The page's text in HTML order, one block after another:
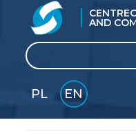
CENTRE
AND
Search
PL
EN
GLI